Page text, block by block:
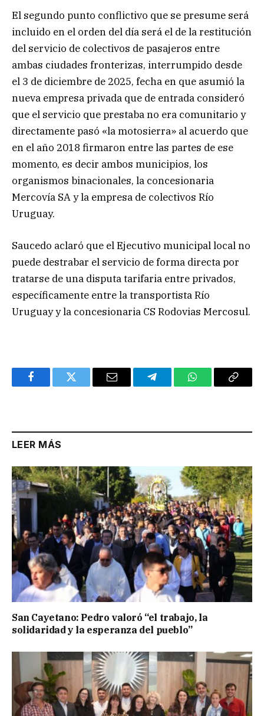
El segundo punto conflictivo que se presume será
incluido en el orden del día será el de la restitución
del servicio de colectivos de pasajeros entre
ambas ciudades fronterizas, interrumpido desde
el 3 de diciembre de 2025, fecha en que asumió la
nueva empresa privada que de entrada consideró
que el servicio que prestaba no era comunitario y
directamente pasó «la motosierra» al acuerdo que
en el año 2018 firmaron entre las partes de ese
momento, es decir ambos municipios, los
organismos binacionales, la concesionaria
Mercovía SA y la empresa de colectivos Río
Uruguay.
Saucedo aclaró que el Ejecutivo municipal local no
puede destrabar el servicio de forma directa por
tratarse de una disputa tarifaria entre privados,
específicamente entre la transportista Río
Uruguay y la concesionaria CS Rodovias Mercosul.
FacebookTwitter Email TelegramWhatsAppCopy
LEER MÁS
San Cayetano: Pedro valoró “el trabajo, la
solidaridad y la esperanza del pueblo”